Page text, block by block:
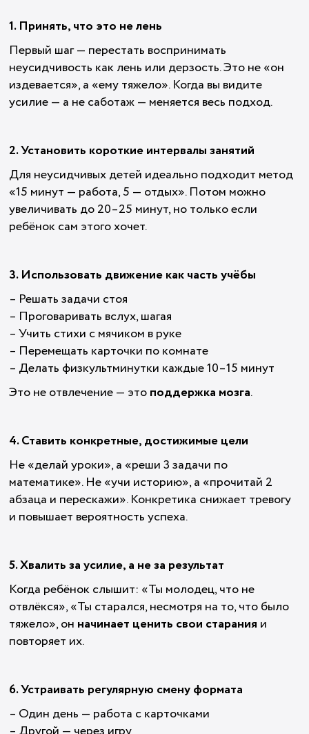
1. Принять, что это не лень
Первый шаг — перестать воспринимать
неусидчивость как лень или дерзость. Это не «он
издевается», а «ему тяжело». Когда вы видите
усилие — а не саботаж — меняется весь подход.
2. Установить короткие интервалы занятий
Для неусидчивых детей идеально подходит метод
«15 минут — работа, 5 — отдых». Потом можно
увеличивать до 20–25 минут, но только если
ребёнок сам этого хочет.
3. Использовать движение как часть учёбы
– Решать задачи стоя
– Проговаривать вслух, шагая
– Учить стихи с мячиком в руке
– Перемещать карточки по комнате
– Делать физкультминутки каждые 10–15 минут
Это не отвлечение — этоподдержка мозга.
4. Ставить конкретные, достижимые цели
Не «делай уроки», а «реши 3 задачи по
математике». Не «учи историю», а «прочитай 2
абзаца и перескажи». Конкретика снижает тревогу
и повышает вероятность успеха.
5. Хвалить за усилие, а не за результат
Когда ребёнок слышит: «Ты молодец, что не
отвлёкся», «Ты старался, несмотря на то, что было
тяжело», он начинает ценить свои старания и
повторяет их.
6. Устраивать регулярную смену формата
– Один день — работа с карточками